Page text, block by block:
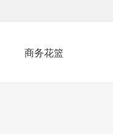
商务花篮